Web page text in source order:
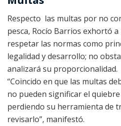
Respecto las multas por no
pesca, Rocío Barrios exhortó
respetar las normas como
legalidad y desarrollo; no
analizará su proporcionalidad.
“Coincido en que las multas
no pueden significar el
perdiendo su herramienta de
revisarlo”, manifestó.